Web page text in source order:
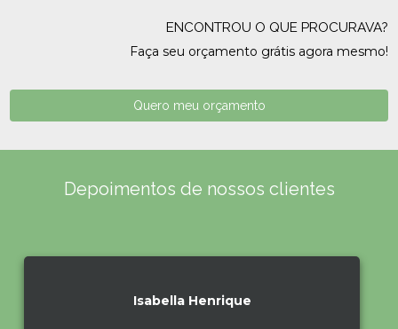
ENCONTROU O QUE PROCURAVA?
Faça seu orçamento grátis agora mesmo!
Quero meu orçamento
Depoimentos de nossos clientes
Isabella Henrique